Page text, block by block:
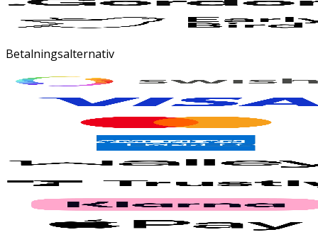
Betalningsalternativ